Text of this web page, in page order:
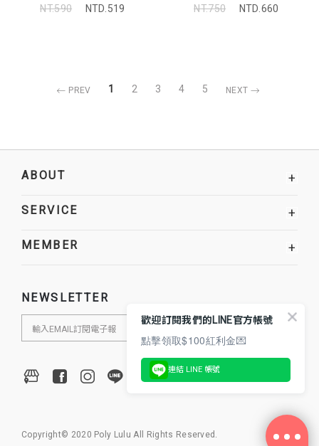
NT.590
NTD.519
NT.750
NTD.660
PREV 1 2 3 4 5 NEXT
ABOUT +
SERVICE +
MEMBER +
NEWSLETTER
Copyright© 2020 Poly Lulu All Rights Reserved.
歡迎訂閱我們的LINE官方帳號
點擊領取$100紅利金💌
連結 LINE 帳號